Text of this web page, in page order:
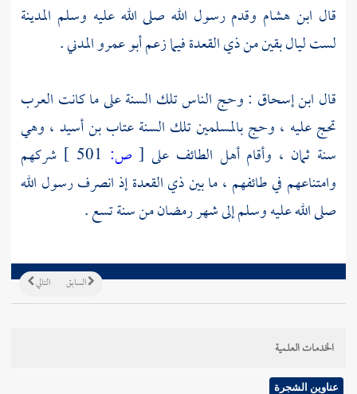
قال ابن هشام وقدم رسول الله صلى الله عليه وسلم المدينة
لست ليال بقين من ذي القعدة فيما زعمأبو عمرو المدني.
قال ابن إسحاق : وحج الناس تلك السنة على ما كانت العرب
تحج عليه ، وحج بالمسلمين تلك السنةعتاب بن أسيد ، وهي
سنة ثمان ، وأقام أهل الطائف على [ ص:
شركهم
وامتناعهم في طائفهم ، ما بين ذي القعدة إذ انصرف رسول الله
صلى الله عليه وسلم إلى شهر رمضان من سنة تسع .
التالي السابق
الخدمات العلمية
عناوين الشجرة